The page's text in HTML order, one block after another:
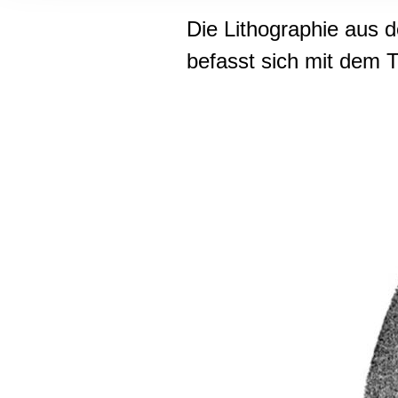
und Analysen weiter.
zusammen, die Sie
gesammelt haben.
Die Lithographie aus
befasst sich mit dem